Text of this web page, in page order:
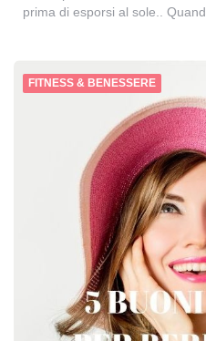
prima di esporsi al sole..
FITNESS & BENESSERE